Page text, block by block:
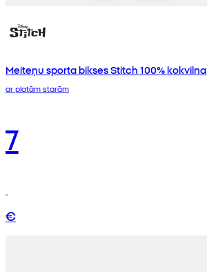
Meiteņu sporta bikses Stitch 100% kokvilna
ar platām starām
7
€